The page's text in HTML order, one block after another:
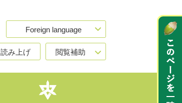
Foreign language
読み上げ 閲覧補助